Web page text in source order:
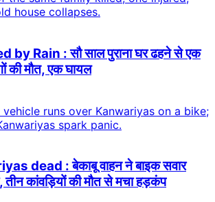
Rain : सौ साल पुराना घर ढहने से एक
की मौत, एक घायल
dead : बेकाबू वाहन ने बाइक सवार
तीन कांवड़ियों की मौत से मचा हड़कंप